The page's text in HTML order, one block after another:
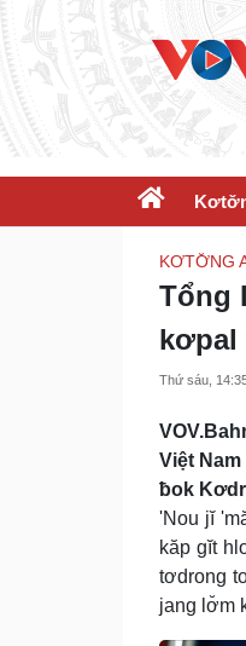
KƠTƠ̆NG
Tổng
kơpal
Thứ sáu,
Việt
ƀok
'Nou jĭ
kăp gĭt
tơdrong
jang lơ̆m